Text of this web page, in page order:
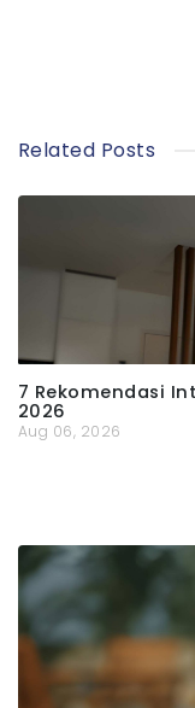
Related Posts
7 Rekomendasi
2026
Aug 06, 2026